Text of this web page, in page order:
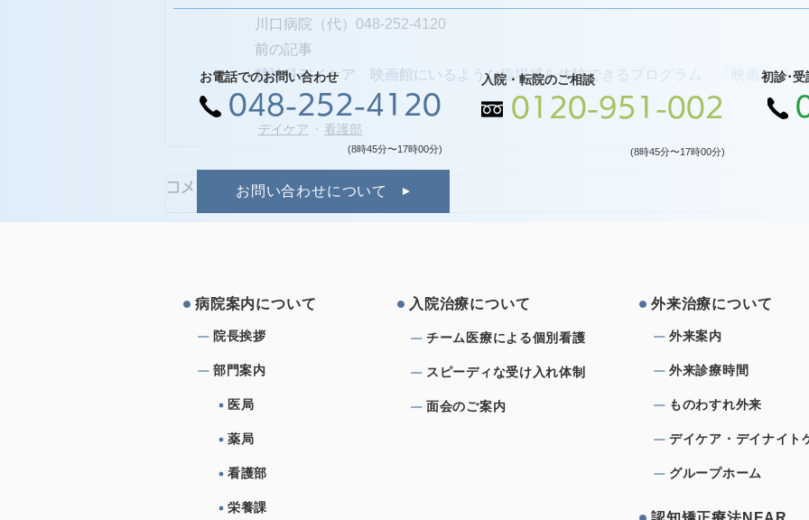
川口病院（代）048-252-4120
前の記事
精神科デイケア　映画館にいるような臨場感を体験できるプログラム　「映画カフェ
デイケア 看護部
コメント
お電話でのお問い合わせ
048-252-4120
(8時45分〜17時00分)
入院・転院のご相談
0120-951-002
(8時45分〜17時00分)
初診･受
お問い合わせについて
病院案内について
院⻑挨拶
部⾨案内
医局
⼊院治療について
チーム医療による個別看護
スピーディな受け⼊れ体制
⾯会のご案内
薬局
看護部
外来治療について
外来案内
外来診療時間
ものわすれ外来
デイケア・デイナイト
グループホーム
栄養課